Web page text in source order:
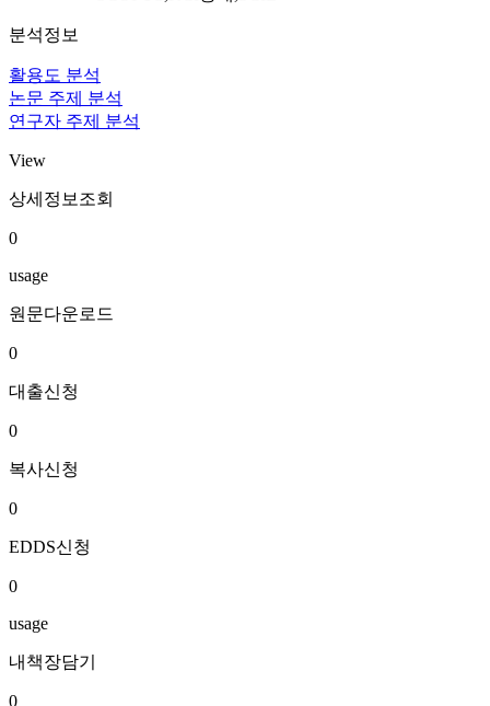
분석정보
활용도 분석
논문 주제 분석
연구자 주제 분석
View
상세정보조회
0
usage
원문다운로드
0
대출신청
0
복사신청
0
EDDS신청
0
usage
내책장담기
0